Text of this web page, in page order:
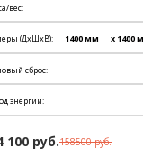
вес:
(ДхШхВ): 1400 мм x 1400
сброс:
энергии:
100 руб.158500 руб.